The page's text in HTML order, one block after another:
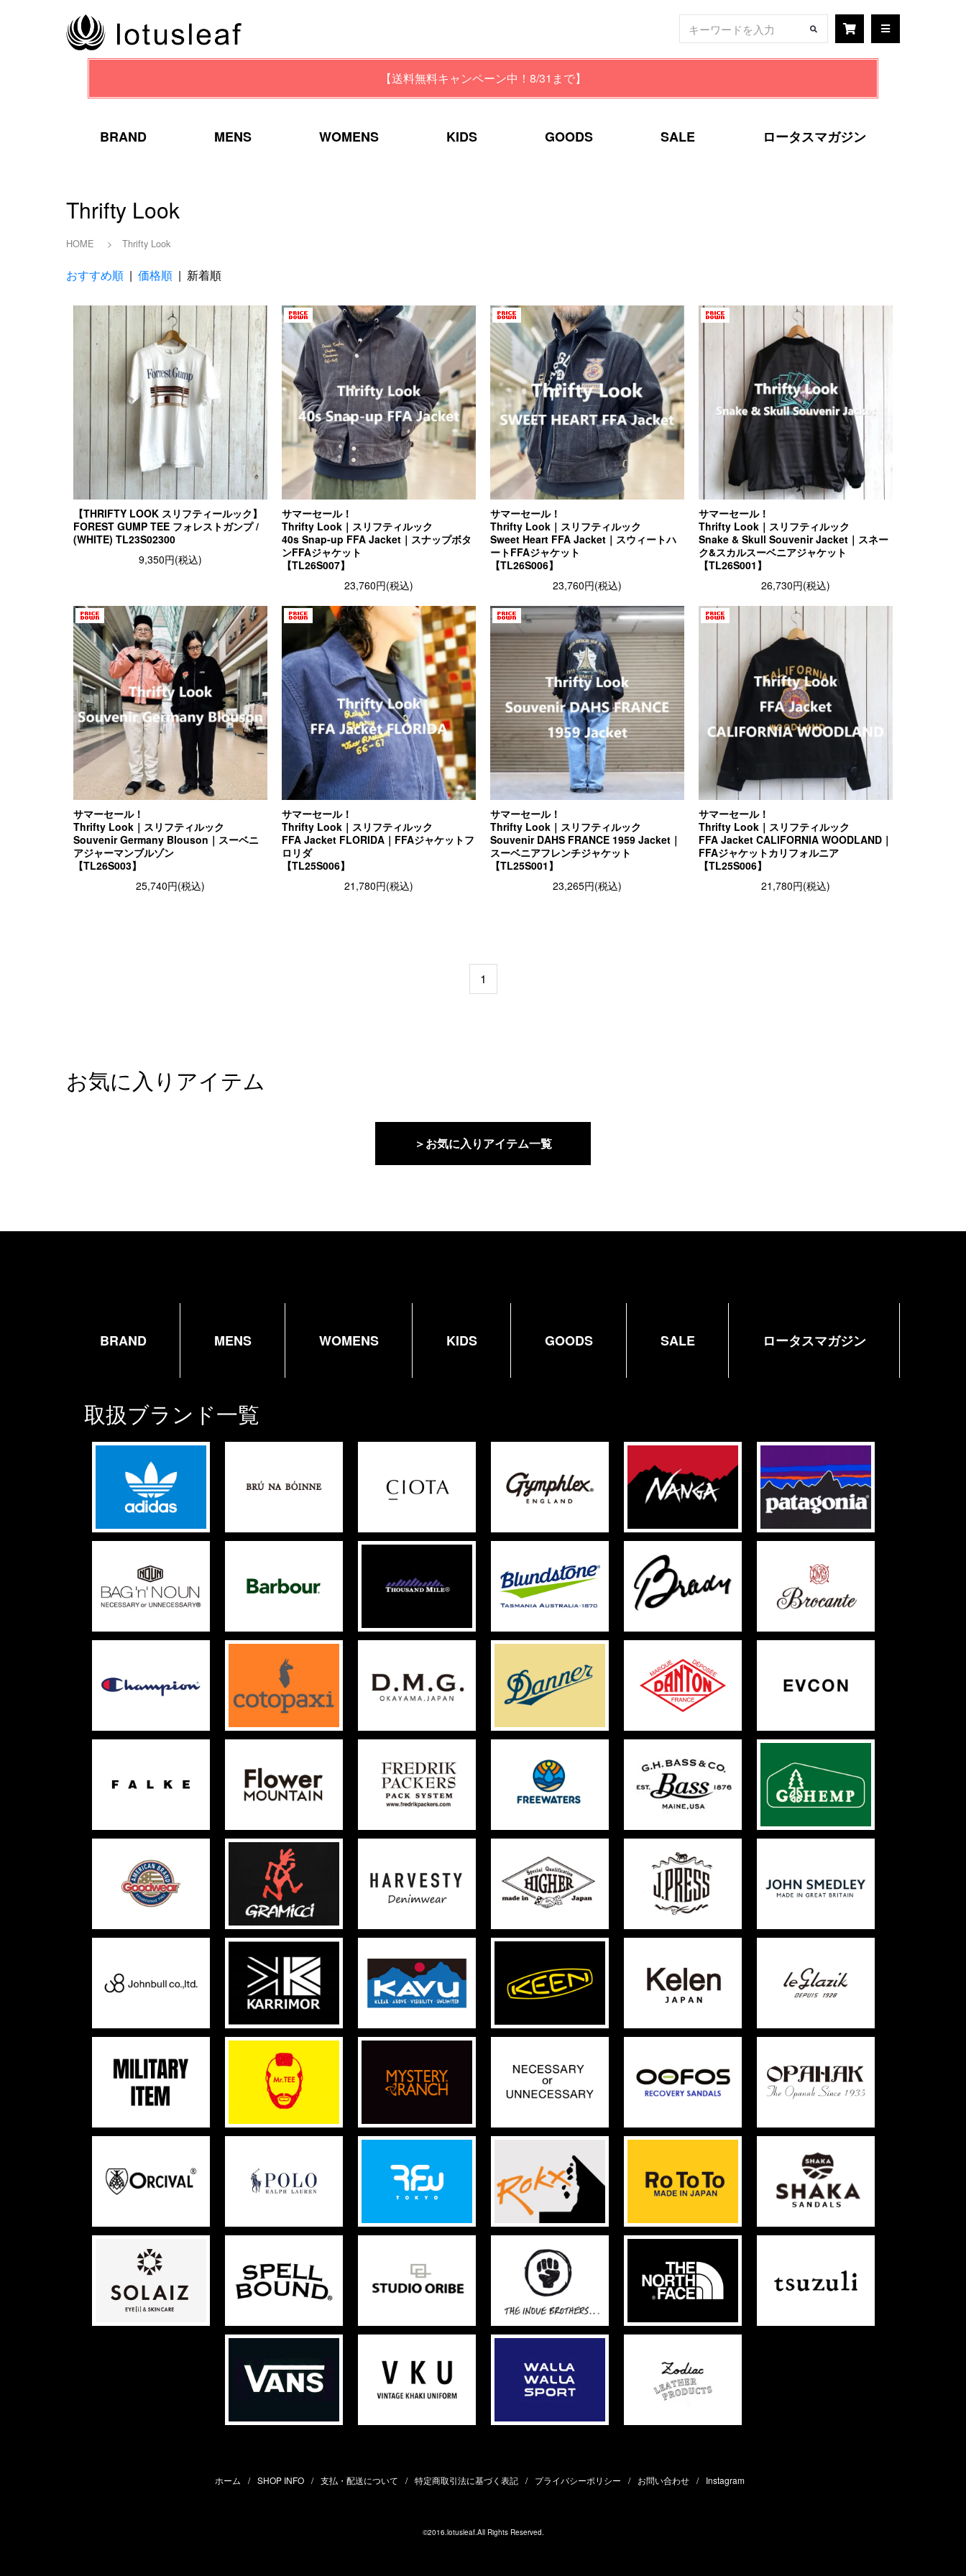
【送料無料キャンペーン中！8/31まで】
BRAND MENS WOMENS KIDS GOODS SALE ロータスマガジン
Thrifty Look
HOME > Thrifty Look
おすすめ順 | 価格順 | 新着順
【THRIFTY LOOK スリフティールック】
FOREST GUMP TEE フォレストガンプ /
(WHITE) TL23S02300
9,350円(税込)
サマーセール！
Thrifty Look｜スリフティルック
40s Snap-up FFA Jacket｜スナップボタ
ンFFAジャケット
【TL26S007】
23,760円(税込)
サマーセール！
Thrifty Look｜スリフティルック
Sweet Heart FFA Jacket｜スウィートハ
ートFFAジャケット
【TL26S006】
23,760円(税込)
サマーセール！
Thrifty Look｜スリフティルック
Snake & Skull Souvenir Jacket｜スネー
ク&スカルスーベニアジャケット
【TL26S001】
26,730円(税込)
サマーセール！
Thrifty Look｜スリフティルック
Souvenir Germany Blouson｜スーベニ
アジャーマンブルゾン
【TL26S003】
25,740円(税込)
サマーセール！
Thrifty Look｜スリフティルック
FFA Jacket FLORIDA｜FFAジャケットフ
ロリダ
【TL25S006】
21,780円(税込)
サマーセール！
Thrifty Look｜スリフティルック
Souvenir DAHS FRANCE 1959 Jacket｜
スーベニアフレンチジャケット
【TL25S001】
23,265円(税込)
サマーセール！
Thrifty Look｜スリフティルック
FFA Jacket CALIFORNIA WOODLAND｜
FFAジャケットカリフォルニア
【TL25S006】
21,780円(税込)
1
お気に入りアイテム
＞お気に入りアイテム一覧
BRAND MENS WOMENS KIDS GOODS SALE ロータスマガジン
取扱ブランド一覧
ホーム SHOP INFO 支払・配送について 特定商取引法に基づく表記 プライバシーポリシー お問い合わせ Instagram
©2016.lotusleaf.All Rights Reserved.